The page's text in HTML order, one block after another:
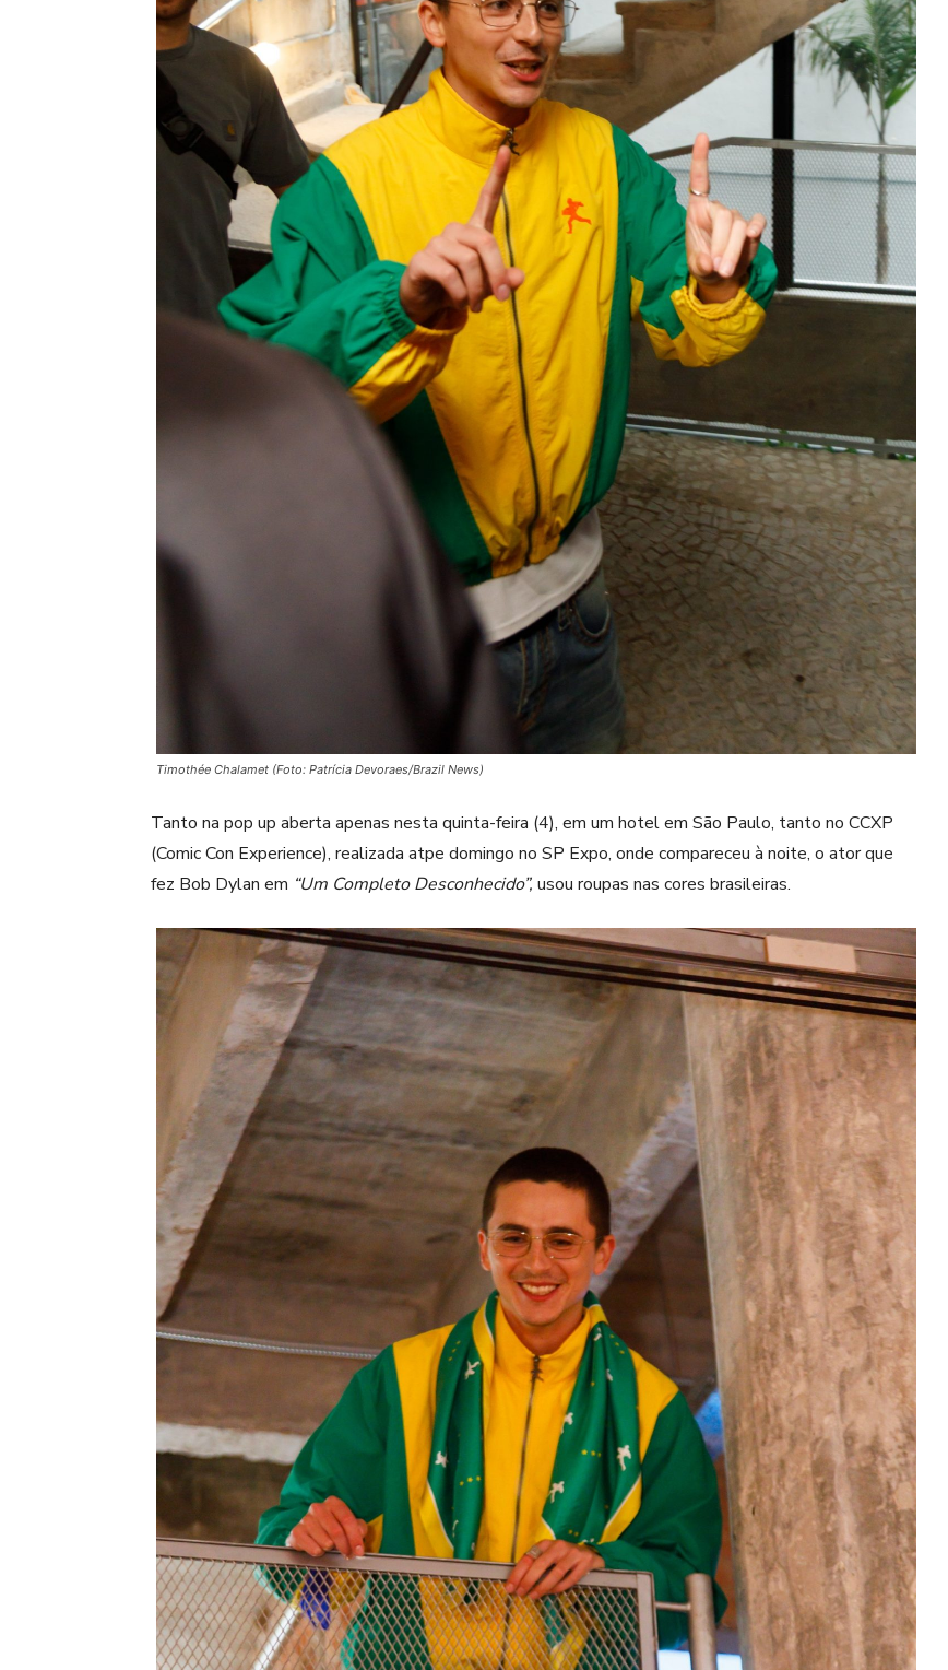
Timothée Chalamet (Foto: Patrícia Devoraes/Brazil News)
Tanto na pop up aberta apenas nesta quinta-feira (4), em um hotel em São Paulo, tanto no CCXP
(Comic Con Experience), realizada atpe domingo no SP Expo, onde compareceu à noite, o ator que
fez Bob Dylan em “Um Completo Desconhecido”, usou roupas nas cores brasileiras.